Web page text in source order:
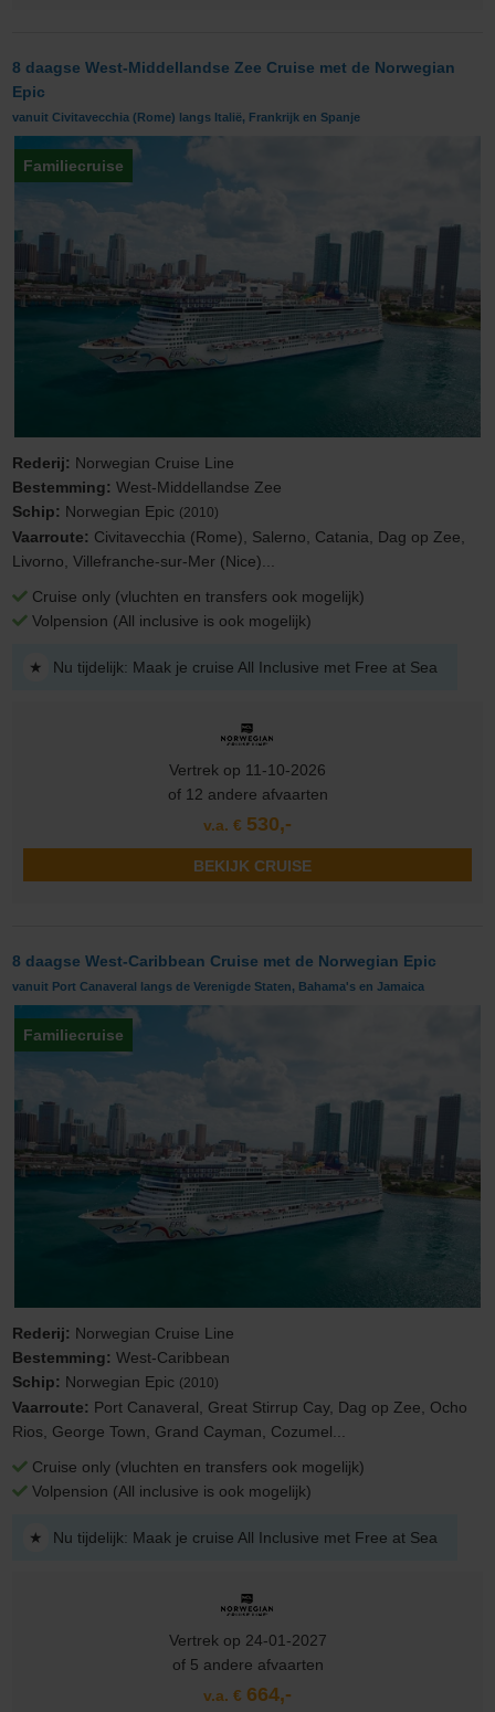
8 daagse West-Middellandse Zee Cruise met de Norwegian
Epic
vanuit Civitavecchia (Rome) langs Italië, Frankrijk en Spanje
Familiecruise
Rederij: Norwegian Cruise Line
Bestemming:West-Middellandse Zee
Schip: Norwegian Epic (2010)
Vaarroute: Civitavecchia (Rome), Salerno, Catania, Dag op Zee,
Livorno, Villefranche-sur-Mer (Nice)...
Cruise only (vluchten en transfers ook mogelijk)
Volpension (All inclusive is ook mogelijk)
★ Nu tijdelijk: Maak je cruise All Inclusive met Free at Sea
Vertrek op 11-10-2026
of 12 andere afvaarten
v.a. € 530,-
BEKIJK CRUISE
8 daagse West-Caribbean Cruise met de Norwegian Epic
vanuit Port Canaveral langs de Verenigde Staten, Bahama's en Jamaica
Familiecruise
Rederij: Norwegian Cruise Line
Bestemming:West-Caribbean
Schip: Norwegian Epic (2010)
Vaarroute: Port Canaveral, Great Stirrup Cay, Dag op Zee, Ocho
Rios, George Town, Grand Cayman, Cozumel...
Cruise only (vluchten en transfers ook mogelijk)
Volpension (All inclusive is ook mogelijk)
★ Nu tijdelijk: Maak je cruise All Inclusive met Free at Sea
Vertrek op 24-01-2027
of 5 andere afvaarten
v.a. € 664,-